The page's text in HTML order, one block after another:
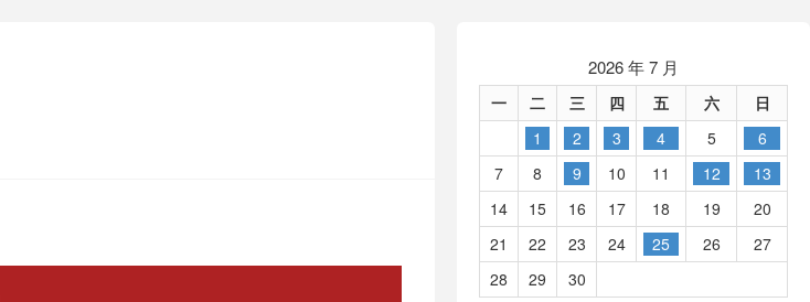
2026 年 7 月
一 二 三 四 五 六
日
1
2 3 4 5
6
7
8 9 10 11 12
13
14
15 16 17 18 19
20
21
22 23 24 25 26
27
28
29
30